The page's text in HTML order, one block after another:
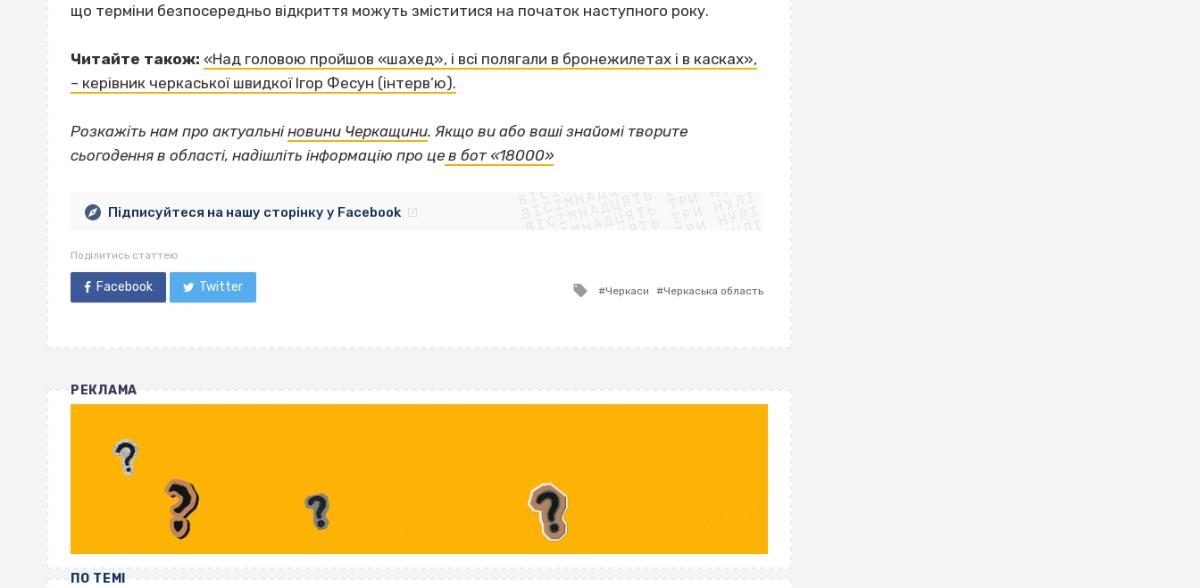
що терміни безпосередньо відкриття можуть зміститися на початок наступного року.
Читайте також: «Над головою пройшов «шахед», і всі полягали в бронежилетах і в касках»,
– керівник черкаської швидкої Ігор Фесун (інтерв’ю).
Розкажіть нам про актуальні новини Черкащини. Якщо ви або ваші знайомі творите
сьогодення в області, надішліть інформацію про це в бот «18000»ВІСІМНАДЦЯТЬ ТРИ НУЛІ
ВІСІМНАДЦЯТЬ ТРИ НУЛІ
ВІСІМНАДЦЯТЬ ТРИ НУЛІ
ВІСІМНАДЦЯТЬ ТРИ НУЛІ
ВІСІМНАДЦЯТЬ ТРИ НУЛІ
ВІСІМНАДЦЯТЬ ТРИ НУЛІ
ВІСІМНАДЦЯТЬ ТРИ НУЛІ
ВІСІМНАДЦЯТЬ ТРИ НУЛІ
Підписуйтеся на нашу сторінку у Facebook
Поділитись статтею
Facebook Twitter
Tagged
Черкаси Черкаська область
РЕКЛАМА
ПО ТЕМІ